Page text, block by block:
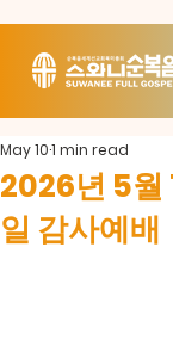
2026년 5월
일 감사예배
May 101 min read